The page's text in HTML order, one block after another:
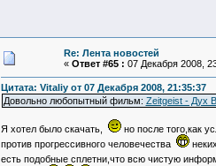
Re: Лента новостей
« Ответ #65 : 07 Декабря 2008,
Цитата: Vitaliy от 07 Декабря 2008, 21:35:37
Довольно любопытный фильм: Zeitgeist - Дух
Я хотел было скачать,
но после того,как
против прогрессивного человечества
есть подобные сплетни,что всю чистую